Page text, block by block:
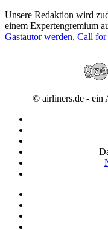
Unsere Redaktion wird
einem Expertengremium
Gastautor werden, Call for
© airliners.de - ein